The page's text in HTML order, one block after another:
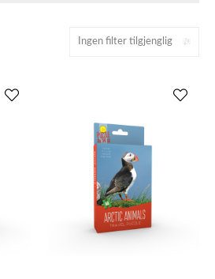
Ingen filter tilgjenglig